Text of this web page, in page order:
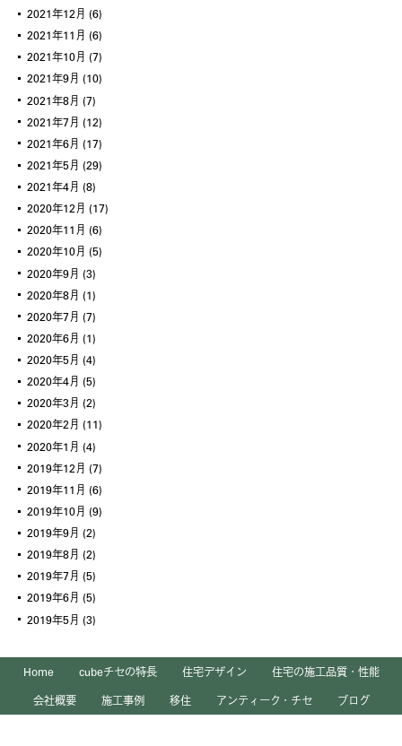
2021年12月 (6)
2021年11月 (6)
2021年10月 (7)
2021年9月 (10)
2021年8月 (7)
2021年7月 (12)
2021年6月 (17)
2021年5月 (29)
2021年4月 (8)
2020年12月 (17)
2020年11月 (6)
2020年10月 (5)
2020年9月 (3)
2020年8月 (1)
2020年7月 (7)
2020年6月 (1)
2020年5月 (4)
2020年4月 (5)
2020年3月 (2)
2020年2月 (11)
2020年1月 (4)
2019年12月 (7)
2019年11月 (6)
2019年10月 (9)
2019年9月 (2)
2019年8月 (2)
2019年7月 (5)
2019年6月 (5)
2019年5月 (3)
Home cubeチセの特長 住宅デザイン
住宅の施工品質・性能
会社概要
施工事例 移住 アンティーク・チセ ブログ